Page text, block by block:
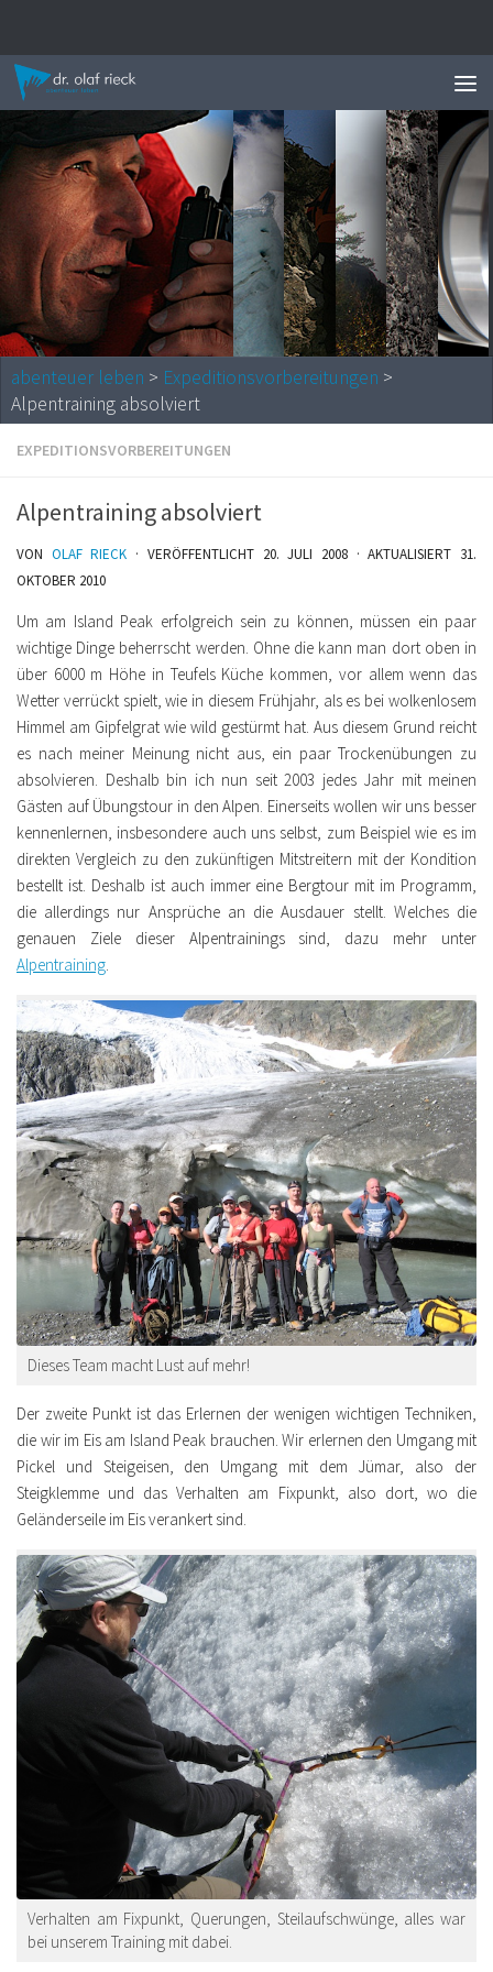
News
abenteuer leben > Expeditionsvorbereitungen >
Alpentraining absolviert
EXPEDITIONSVORBEREITUNGEN
Alpentraining absolviert
VON OLAF RIECK · VERÖFFENTLICHT 20. JULI 2008· AKTUALISIERT 31.
OKTOBER 2010
Um am Island Peak erfolgreich sein zu können, müssen ein paar
wichtige Dinge beherrscht werden. Ohne die kann man dort oben in
über 6000 m Höhe in Teufels Küche kommen, vor allem wenn das
Wetter verrückt spielt, wie in diesem Frühjahr, als es bei wolkenlosem
Himmel am Gipfelgrat wie wild gestürmt hat. Aus diesem Grund reicht
es nach meiner Meinung nicht aus, ein paar Trockenübungen zu
absolvieren. Deshalb bin ich nun seit 2003 jedes Jahr mit meinen
Gästen auf Übungstour in den Alpen. Einerseits wollen wir uns besser
kennenlernen, insbesondere auch uns selbst, zum Beispiel wie es im
direkten Vergleich zu den zukünftigen Mitstreitern mit der Kondition
bestellt ist. Deshalb ist auch immer eine Bergtour mit im Programm,
die allerdings nur Ansprüche an die Ausdauer stellt. Welches die
genauen Ziele dieser Alpentrainings sind, dazu mehr unter
Alpentraining.
Dieses Team macht Lust auf mehr!
Der zweite Punkt ist das Erlernen der wenigen wichtigen Techniken,
die wir im Eis am Island Peak brauchen. Wir erlernen den Umgang mit
Pickel und Steigeisen, den Umgang mit dem Jümar, also der
Steigklemme und das Verhalten am Fixpunkt, also dort, wo die
Geländerseile im Eis verankert sind.
Verhalten am Fixpunkt, Querungen, Steilaufschwünge, alles war
bei unserem Training mit dabei.